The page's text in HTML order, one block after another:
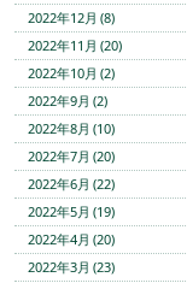
2022年12月 (8)
2022年11月 (20)
2022年10月 (2)
2022年9月 (2)
2022年8月 (10)
2022年7月 (20)
2022年6月 (22)
2022年5月 (19)
2022年4月 (20)
2022年3月 (23)